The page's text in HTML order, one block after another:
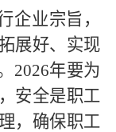
业宗旨，
展好、实现
2026年要为
安全是职工
，确保职工